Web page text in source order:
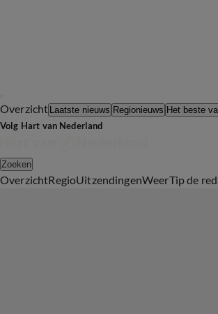
Overzicht Laatste nieuws Regionieuws Het beste
Volg Hart van Nederland
Zoeken
OverzichtRegioUitzendingenWeerTip de